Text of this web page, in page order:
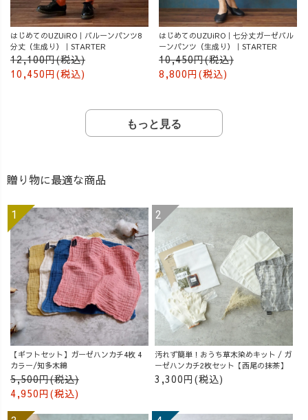
はじめてのUZUiRO｜バルーンパンツ8
分丈（生成り）｜STARTER
12,100円(税込)
10,450円(税込)
はじめてのUZUiRO｜七分丈ガーゼバル
ーンパンツ（生成り）｜STARTER
10,450円(税込)
8,800円(税込)
もっと見る
贈り物に最適な商品
【ギフトセット】ガーゼハンカチ4枚 4
カラー/知多木綿
5,500円(税込)
4,950円(税込)
汚れず簡単！おうち草木染めキット / ガ
ーゼハンカチ2枚セット【西尾の抹茶】
3,300円(税込)